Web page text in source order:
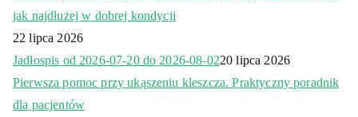
jak najdłużej w dobrej kondycji
22 lipca 2026
Jadłospis od 2026-07-20 do 2026-08-0220 lipca 2026
Pierwsza pomoc przy ukąszeniu kleszcza. Praktyczny poradnik
dla pacjentów